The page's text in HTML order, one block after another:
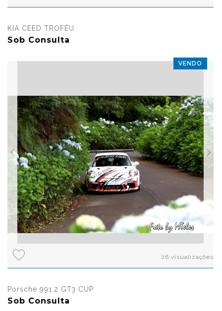
KIA CEED TROFÉU
Sob Consulta
VENDO
26 visualizações
Porsche 991.2 GT3 CUP
Sob Consulta